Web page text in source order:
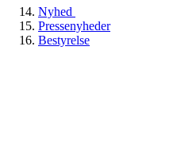
Nyhed
Pressenyheder
Bestyrelse